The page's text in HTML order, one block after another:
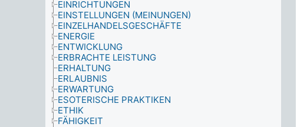
EINRICHTUNGEN
EINSTELLUNGEN (MEINUNGEN)
EINZELHANDELSGESCHÄFTE
ENERGIE
ENTWICKLUNG
ERBRACHTE LEISTUNG
ERHALTUNG
ERLAUBNIS
ERWARTUNG
ESOTERISCHE PRAKTIKEN
ETHIK
FÄHIGKEIT